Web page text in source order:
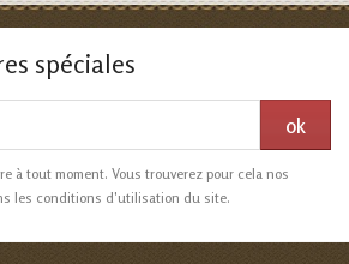
spéciales
à tout moment. Vous trouverez pour cela nos
les conditions d'utilisation du site.